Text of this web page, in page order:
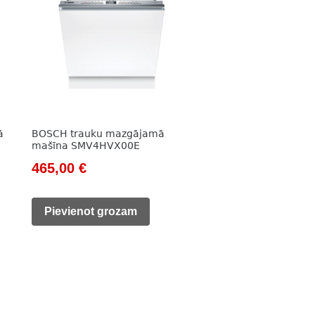
BOSCH trauku mazgājamā
mašīna SMV4HVX00E
Original
was:
465,00€Current
is:
Pievienot grozam